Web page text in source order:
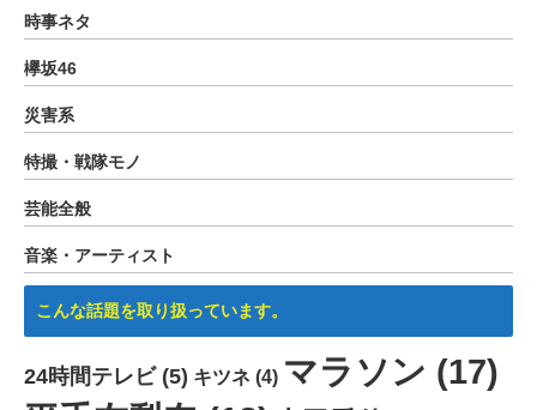
時事ネタ
欅坂46
災害系
特撮・戦隊モノ
芸能全般
音楽・アーティスト
こんな話題を取り扱っています。
24時間テレビ(5) キツネ (4) マラソン (17)